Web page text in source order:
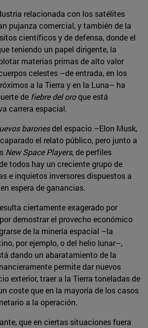
relacionada con los satélites
pujanza comercial, y también de la
científicos y de defensa, donde el
teniendo un papel dirigente, la
materias primas de alto valor
celestes –de entrada, en los
a la Tierra y en la Luna– ha
de fiebre del oroque está
carrera espacial.
baronesdel espacio –Elon Musk,
el relato público, pero junto a
New Space Players, de perfiles
todos hay un creciente grupo de
e inquietos inversores dispuestos a
espera de ganancias.
ciertamente exagerado por
demostrar el provecho económico
de la minería espacial –la
por ejemplo, o del helio lunar–,
dando un abaratamiento de la
permite dar nuevos
exterior, traer a la Tierra toneladas de
coste que en la mayoría de los casos
a la operación.
que en ciertas situaciones fuera